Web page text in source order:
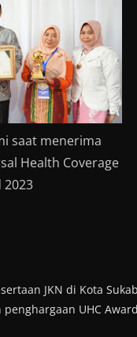
saat menerima
Health Coverage
2023
JKN di Kota
UHC